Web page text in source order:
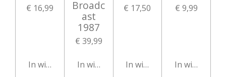
€ 16,99
In winkelwagen
Broadc
ast
1987
€ 39,99
In winkelwagen
€ 17,50
In winkelwagen
€ 9,99
In